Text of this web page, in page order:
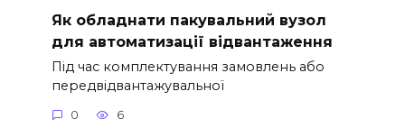
Як обладнати пакувальний вузол
для автоматизації відвантаження
Під час комплектування замовлень або
передвідвантажувальної
0 6